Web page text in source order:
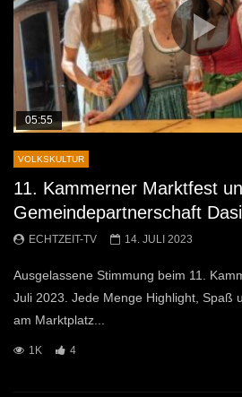
05:55
VOLKSKULTUR
11. Kammerner Marktfest
Gemeindepartnerschaft
ECHTZEIT-TV 14. JULI 2023
Ausgelassene Stimmung beim 11.
Juli 2023. Jede Menge Highlight, Spaß
am Marktplatz...
1K 4